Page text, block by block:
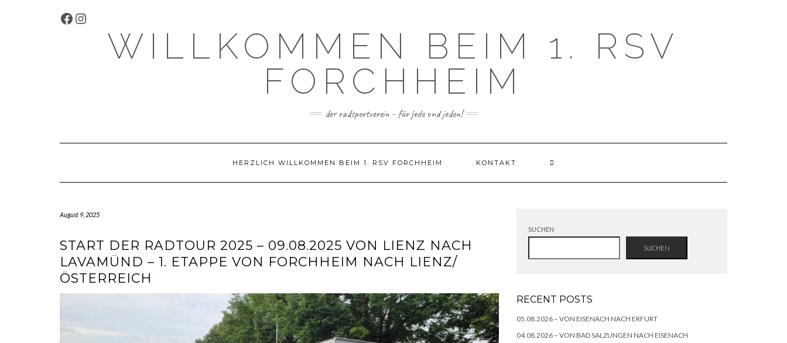
FACEBOOK
INSTAGRAM
WILLKOMMEN BEIM 1. RSV
FORCHHEIM
der radsportverein - für jede und jeden!
HERZLICH WILLKOMMEN BEIM 1. RSV FORCHHEIM KONTAKT
August 9, 2025
START DER RADTOUR 2025 – 09.08.2025 VON LIENZ NACH
LAVAMÜND – 1. ETAPPE VON FORCHHEIM NACH LIENZ/
ÖSTERREICH
SUCHEN
SUCHEN
RECENT POSTS
05.08.2026 – VON EISENACH NACH ERFURT
04.08.2026 – VON BAD SALZUNGEN NACH EISENACH